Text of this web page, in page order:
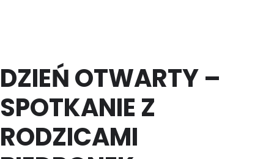
DZIEŃ OTWARTY –
SPOTKANIE Z
RODZICAMI